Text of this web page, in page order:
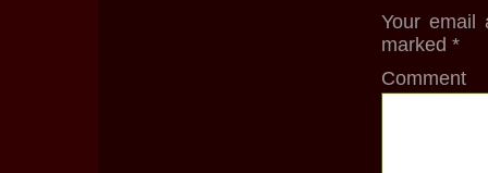
Your email
marked *
Comment